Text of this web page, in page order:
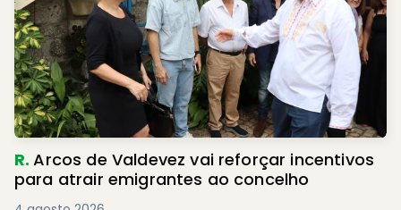
R.Arcos de Valdevez vai reforçar incentivos
para atrair emigrantes ao concelho